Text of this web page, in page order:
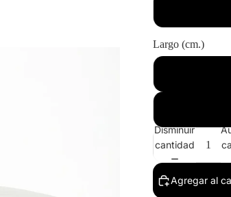
Largo (cm.)
Disminuir
cantidad
Agregar al